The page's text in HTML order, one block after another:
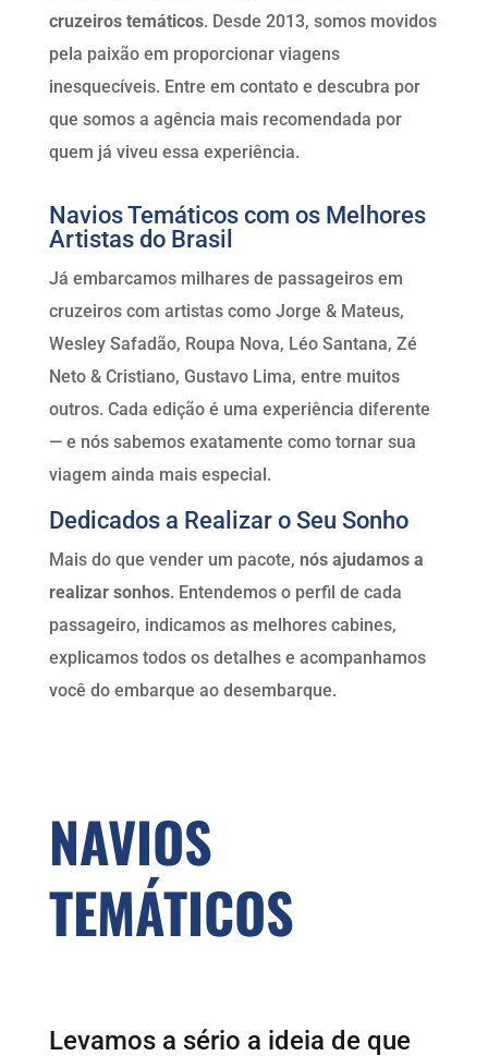
cruzeiros temáticos. Desde 2013, somos movidos
pela paixão em proporcionar viagens
inesquecíveis. Entre em contato e descubra por
que somos a agência mais recomendada por
quem já viveu essa experiência.
Navios Temáticos com os Melhores
Artistas do Brasil
Já embarcamos milhares de passageiros em
cruzeiros com artistas como Jorge & Mateus,
Wesley Safadão, Roupa Nova, Léo Santana, Zé
Neto & Cristiano, Gustavo Lima, entre muitos
outros. Cada edição é uma experiência diferente
— e nós sabemos exatamente como tornar sua
viagem ainda mais especial.
Dedicados a Realizar o Seu Sonho
Mais do que vender um pacote, nós ajudamos a
realizar sonhos. Entendemos o perfil de cada
passageiro, indicamos as melhores cabines,
explicamos todos os detalhes e acompanhamos
você do embarque ao desembarque.
NAVIOS
TEMÁTICOS
Levamos a sério a ideia de que